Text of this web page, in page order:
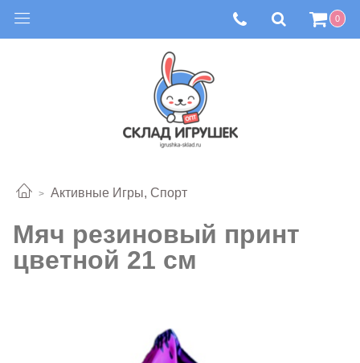
0
Активные Игры, Спорт
Мяч резиновый принт
цветной 21 см